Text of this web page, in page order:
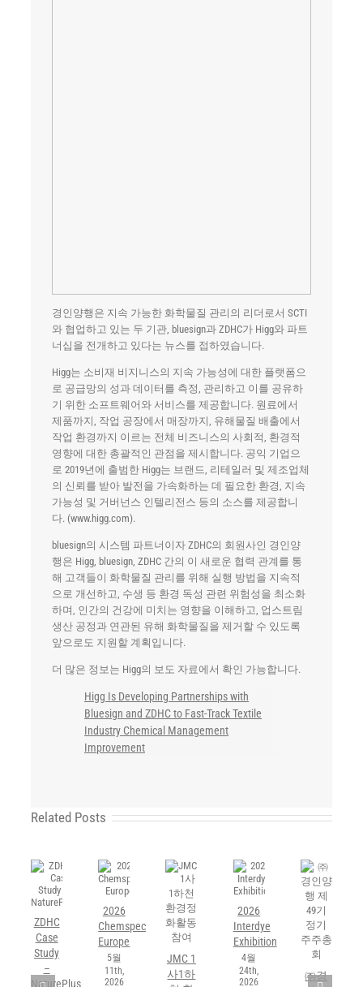
경인양행은 지속 가능한 화학물질 관리의 리더로서 SCTI
와 협업하고 있는 두 기관, bluesign과 ZDHC가 Higg와 파트
너십을 전개하고 있다는 뉴스를 접하였습니다.
Higg는 소비재 비지니스의 지속 가능성에 대한 플랫폼으
로 공급망의 성과 데이터를 측정, 관리하고 이를 공유하
기 위한 소프트웨어와 서비스를 제공합니다. 원료에서
제품까지, 작업 공장에서 매장까지, 유해물질 배출에서
작업 환경까지 이르는 전체 비즈니스의 사회적, 환경적
영향에 대한 총괄적인 관점을 제시합니다. 공익 기업으
로 2019년에 출범한 Higg는 브랜드, 리테일러 및 제조업체
의 신뢰를 받아 발전을 가속화하는 데 필요한 환경, 지속
가능성 및 거버넌스 인텔리전스 등의 소스를 제공합니
다. (www.higg.com).
bluesign의 시스템 파트너이자 ZDHC의 회원사인 경인양
행은 Higg, bluesign, ZDHC 간의 이 새로운 협력 관계를 통
해 고객들이 화학물질 관리를 위해 실행 방법을 지속적
으로 개선하고, 수생 등 환경 독성 관련 위험성을 최소화
하며, 인간의 건강에 미치는 영향을 이해하고, 업스트림
생산 공정과 연관된 유해 화학물질을 제거할 수 있도록
앞으로도 지원할 계획입니다.
더 많은 정보는 Higg의 보도 자료에서 확인 가능합니다.
Higg Is Developing Partnerships with
Bluesign and ZDHC to Fast-Track Textile
Industry Chemical Management
Improvement
Related Posts
ZDHC
Case
Study
–
NaturePlus
2026
Chemspec
Europe
5월
11th,
2026
JMC 1
사1하
2026
Interdye
Exhibition
4월
24th,
2026
㈜경